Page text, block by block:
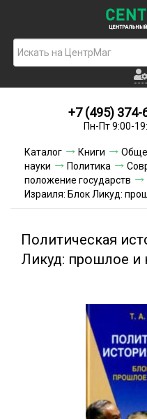
+7 (495) 374-
Пн-Пт 9:00-
Каталог Книги
науки
Политика
положение государств
Израиля: Блок Ликуд:
Политическая
Ликуд: прошлое и